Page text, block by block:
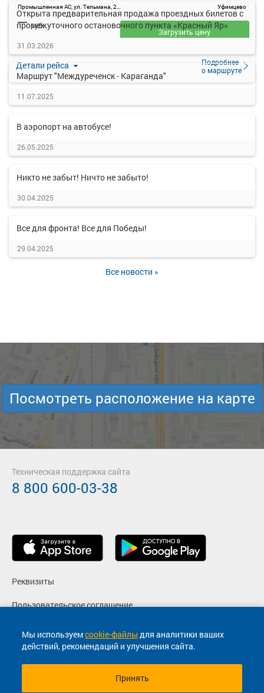
Промышленная АС, ул. Тельмана, 21а Уфимцево
Детали рейса
Подробнее
о маршруте
— руб.
Загрузить цену
Открыта предварительная продажа проездных билетов с
промежуточного остановочного пункта «Красный Яр»
31.03.2026
Маршрут "Междуреченск - Караганда"
11.07.2025
В аэропорт на автобусе!
26.05.2025
Никто не забыт! Ничто не забыто!
30.04.2025
Все для фронта! Все для Победы!
29.04.2025
Все новости »
Мы используемcookie-файлы для аналитики ваших
действий, рекомендаций и улучшения сайта.
Принять
Посмотреть расположение на карте
Реквизиты
Пользовательское соглашение
Политика конфиденциальности
Согласие на маркетинговые сообщения
Техническая поддержка сайта
8 800 600-03-38
© 2013-2026, ООО "Капитал"- Онлайн сервис продажи